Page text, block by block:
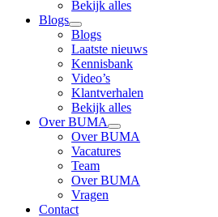
Bekijk alles
Blogs
open
dropdown
menu
Blogs
Laatste nieuws
Kennisbank
Video’s
Klantverhalen
Bekijk alles
Over BUMA
open
dropdown
menu
Over BUMA
Vacatures
Team
Over BUMA
Vragen
Contact